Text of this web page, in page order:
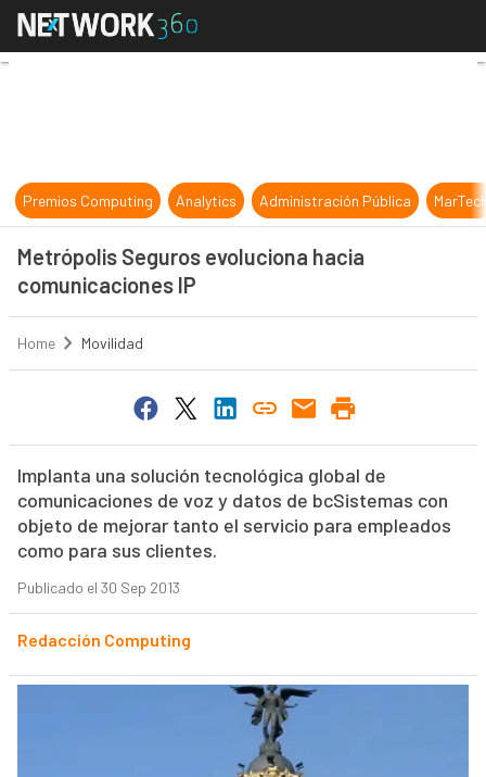
Metrópolis Seguros evoluciona
Premios Computing Analytics Administración Pública
Metrópolis Seguros evoluciona hacia
comunicaciones IP
Home Movilidad
Implanta una solución tecnológica global de
comunicaciones de voz y datos de bcSistemas con
objeto de mejorar tanto el servicio para empleados
como para sus clientes.
Publicado el 30 Sep 2013
Redacción Computing